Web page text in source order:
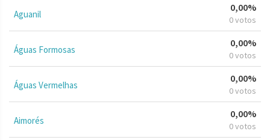
Aguanil
0,00%
0 votos
Águas Formosas
0,00%
0 votos
Águas Vermelhas
0,00%
0 votos
Aimorés
0,00%
0 votos